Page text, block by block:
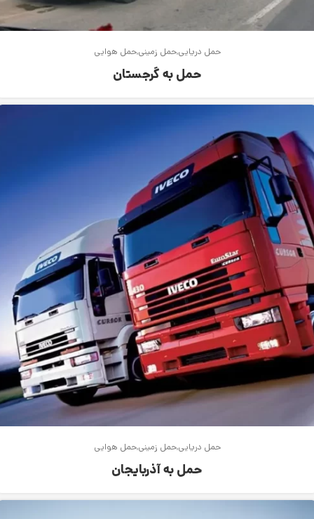
حمل دریاییحمل زمینیحمل هوایی
حمل به گرجستان
حمل دریاییحمل زمینیحمل هوایی
حمل به آذربایجان